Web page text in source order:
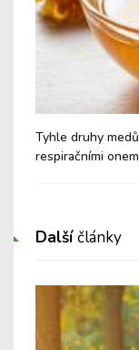
Tyhle druhy
respiračními
Dalšíčlánky